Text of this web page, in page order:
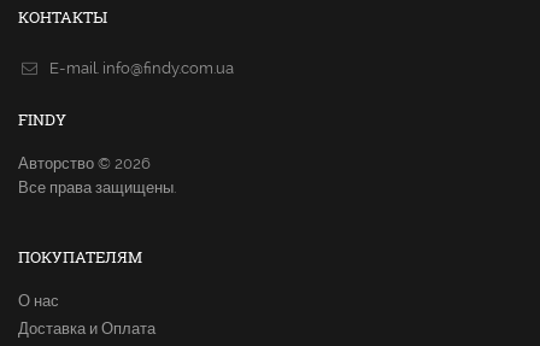
КОНТАКТЫ
E-mail. info@findy.com.ua
FINDY
Авторство © 2026
Все права защищены.
ПОКУПАТЕЛЯМ
О нас
Доставка и Оплата